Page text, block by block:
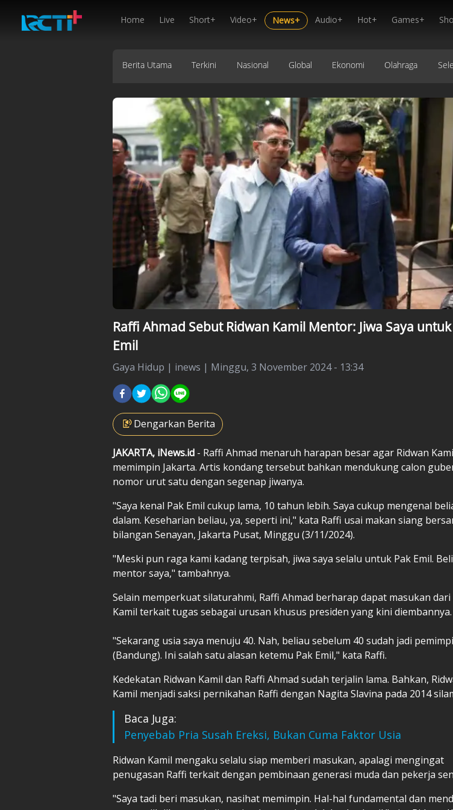
Home Live Short+ Video+ News+ Audio+ Hot+ Games+
Berita Utama Terkini Nasional Global Ekonomi Olahraga
Raffi Ahmad Sebut Ridwan Kamil Mentor: Jiwa Saya
Emil
Gaya Hidup | inews | Minggu, 3 November 2024 - 13:34
Dengarkan Berita
JAKARTA, iNews.id - Raffi Ahmad menaruh harapan besar agar Ridwan
memimpin Jakarta. Artis kondang tersebut bahkan mendukung calon
nomor urut satu dengan segenap jiwanya.
"Saya kenal Pak Emil cukup lama, 10 tahun lebih. Saya cukup mengenal
dalam. Keseharian beliau, ya, seperti ini," kata Raffi usai makan siang
bilangan Senayan, Jakarta Pusat, Minggu (3/11/2024).
"Meski pun raga kami kadang terpisah, jiwa saya selalu untuk Pak Emil.
mentor saya," tambahnya.
Selain memperkuat silaturahmi, Raffi Ahmad berharap dapat masukan dari
Kamil terkait tugas sebagai urusan khusus presiden yang kini diembannya.
"Sekarang usia saya menuju 40. Nah, beliau sebelum 40 sudah jadi
(Bandung). Ini salah satu alasan ketemu Pak Emil," kata Raffi.
Kedekatan Ridwan Kamil dan Raffi Ahmad sudah terjalin lama. Bahkan,
Kamil menjadi saksi pernikahan Raffi dengan Nagita Slavina pada 2014
Baca Juga:
Penyebab Pria Susah Ereksi, Bukan Cuma Faktor Usia
Ridwan Kamil mengaku selalu siap memberi masukan, apalagi mengingat
penugasan Raffi terkait dengan pembinaan generasi muda dan pekerja
"Saya tadi beri masukan, nasihat memimpin. Hal-hal fundamental dan